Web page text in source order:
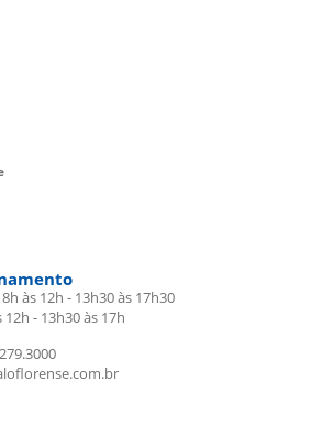
às 12h - 13h30 às 17h30
- 13h30 às 17h